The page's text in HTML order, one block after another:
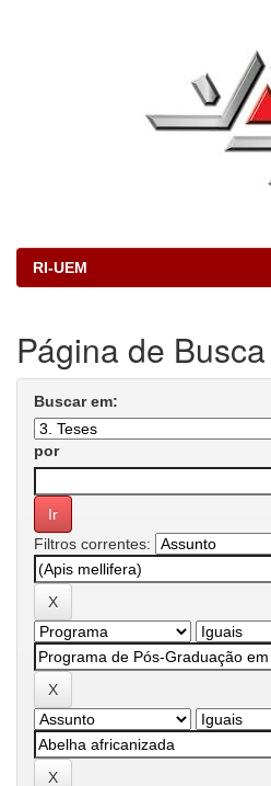
RI-UEM
Página de Busca
Buscar em:
por
Filtros correntes: